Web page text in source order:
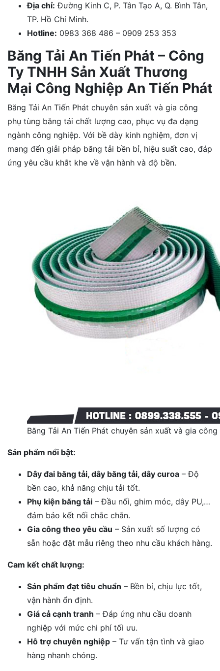
Địa chỉ: Đường Kinh C, P. Tân Tạo A, Q. Bình Tân,
TP. Hồ Chí Minh.
Hotline: 0983 368 486 – 0909 253 353
Băng Tải An Tiến Phát – Công
Ty TNHH Sản Xuất Thương
Mại Công Nghiệp An Tiến Phát
Băng Tải An Tiến Phát chuyên sản xuất và gia công
phụ tùng băng tải chất lượng cao, phục vụ đa dạng
ngành công nghiệp. Với bề dày kinh nghiệm, đơn vị
mang đến giải pháp băng tải bền bỉ, hiệu suất cao, đáp
ứng yêu cầu khắt khe về vận hành và độ bền.
Băng Tải An Tiến Phát chuyên sản xuất và gia
Sản phẩm nổi bật:
Dây đai băng tải, dây băng tải, dây curoa – Độ
bền cao, khả năng chịu tải tốt.
Phụ kiện băng tải – Đầu nối, ghim móc, dây PU,…
đảm bảo kết nối chắc chắn.
Gia công theo yêu cầu – Sản xuất số lượng có
sẵn hoặc đặt mẫu riêng theo nhu cầu khách hàng.
Cam kết chất lượng:
Sản phẩm đạt tiêu chuẩn – Bền bỉ, chịu lực tốt,
vận hành ổn định.
Giá cả cạnh tranh – Đáp ứng nhu cầu doanh
nghiệp với mức chi phí tối ưu.
Hỗ trợ chuyên nghiệp – Tư vấn tận tình và giao
hàng nhanh chóng.